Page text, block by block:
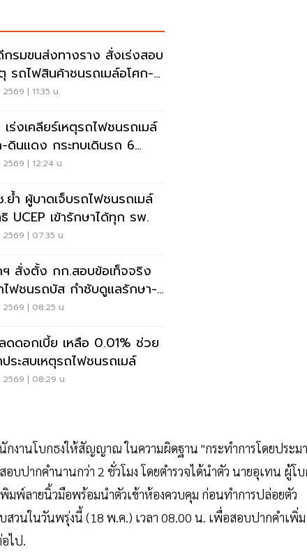
รมขนส่งทางราง สั่งเร่งสอบ
รถไฟสินค้าชนรถเมล์อโศก-
ง
2569 | 11:35 น.
ร่งเคลียร์เหตุรถไฟชนรถเมล์
ดินแดง กระทบเดินรถ 6
าช้า
2569 | 12:24 น.
ย้ำ ผู้บาดเจ็บรถไฟชนรถเมล์
UCEP เข้ารักษาได้ทุก รพ.
2569 | 07:35 น.
ฯ สั่งตั้ง กก.สอบข้อเท็จจริง
ไฟชนรถบัส กำชับดูแลรักษา-
าเต็มที่
2569 | 08:25 น.
ดดอกเบี้ย เหลือ 0.01% ช่วย
ระสบเหตุรถไฟชนรถเมล์
2569 | 08:29 น.
งานโบกธงให้สัญญาณ ในความผิดฐาน "กระทำการโดยประม
บปากคำนานกว่า 2 ชั่วโมง โดยตำรวจได้นำตัว นายอุเทน ผู้โ
พ์ลายนิ้วมือพร้อมนำตัวเข้าห้องควบคุม ก่อนทำการปล่อยตัว
วนในวันพรุ่งนี้ (18 พ.ค.) เวลา 08.00 น. เพื่อสอบปากคำเพิ่ม
ไป.